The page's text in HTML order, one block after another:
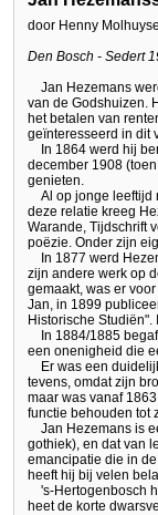
door Henny
Den Bosch - Sedert
Jan Hezemans
van de Godshuizen.
het betalen van
geïnteresseerd in dit
In 1864 werd hij
december 1908
genieten.
Al op jonge leeftijd
deze relatie kreeg
Warande, Tijdschrift
poëzie. Onder zijn
In 1877 werd
zijn andere werk op
gemaakt, was er
Jan, in 1899
Historische
In 1884/1885
een onenigheid die
Er was een
tevens, omdat zijn
maar was vanaf
functie behouden tot
Jan Hezemans is
gothiek), en dat van
emancipatie die in
heeft hij bij velen
's-Hertogenbosch
heet de korte